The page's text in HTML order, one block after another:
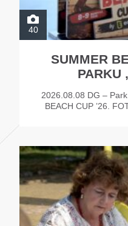
40
SUMMER
PARKU
2026.08.08 DG –
BEACH CUP ’26.